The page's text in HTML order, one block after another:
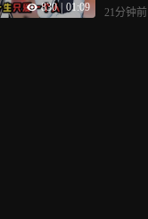
830 01:09
子
21分钟前